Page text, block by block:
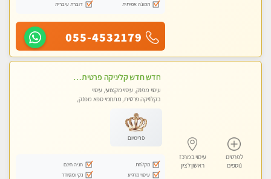
תמונה אמיתית
דוברת עיברית
055-4532179
לפרטים
נוספים
עיסוי במרכז
ראשון לציון
חדש חדש קליניקה פרטית לבריאות הגוף לעיסוי מקצועי ומפנק -שעות עבודה -10:00-23:00- ללא מין !!
עיסוי מפנק, עיסוי מקצועי, עיסוי
בקלניקה פרטית, מתחמי ספא מפנק,
פרימיום
מקלחת
חניה חינם
עיסוי מרגיע
נקי ומסודר